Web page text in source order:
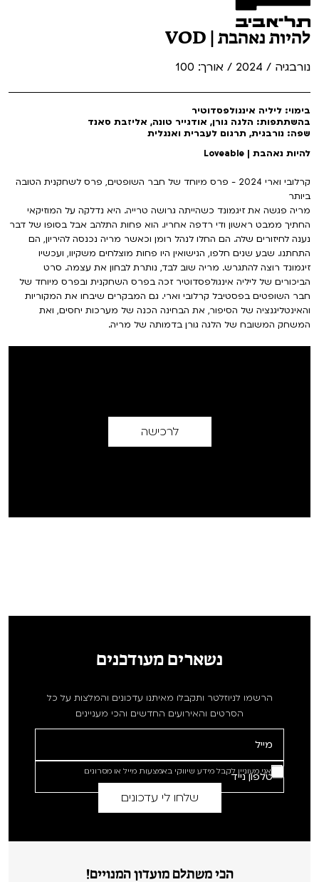
להיות נאהבת | VOD
נורבגיה / 2024 / אורך: 100
בימוי: ליליה אינגולפסדוטיר
בהשתתפות: הלגה גורן, אודגייר טונה, אליזבת סאנד
שפה: נורבגית, תרגום לעברית ואנגלית
להיות נאהבת | Loveable
קרלובי וארי 2024 - פרס מיוחד של חבר השופטים, פרס לשחקנית הטובה
ביותר
מריה פגשה את זיגמונד כשהייתה גרושה טרייה. היא נדלקה על המוזיקאי
החתיך ממבט ראשון ודי רדפה אחריו. הוא פחות התלהב אבל בסופו של דבר
נענה לחיזורים שלה. הם החלו לנהל רומן וכאשר מריה נכנסה להיריון, הם
התחתנו. שבע שנים חלפו, הנישואין היו פחות מוצלחים משקיוו, ועכשיו
זיגמונד רוצה להתגרש. מריה שוב לבד, נותרת לבחון את עצמה. סרט
הביכורים של ליליה אינגולפסדוטיר זכה בפרס השחקנית ובפרס מיוחד של
חבר השופטים בפסטיבל קרלובי וארי. גם המבקרים שיבחו את המקוריות
והאינטליגנציה של הסיפור, את הבחינה הכנה של מערכות יחסים, ואת
המשחק המשובח של הלגה גורן בדמותה של מריה.
לרכישה
נשארים מעודכנים
הרשמו לניוזלטר ותקבלו מאיתנו עדכונים והמלצות על כל
הסרטים והאירועים החדשים והכי מעניינים
אני מעוניין לקבל מידע שיווקי באמצעות מייל או מסרונים
הכי משתלם מועדון המנויים!